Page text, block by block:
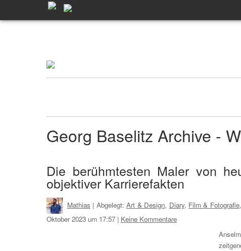
Georg Baselitz Archive -
Die berühmtesten Maler von
objektiver Karrierefakten
Mathias | Abgelegt:Art & Design, Diary, Film & Fotografie,
Oktober 2023 um 17:57 | Keine Kommentare